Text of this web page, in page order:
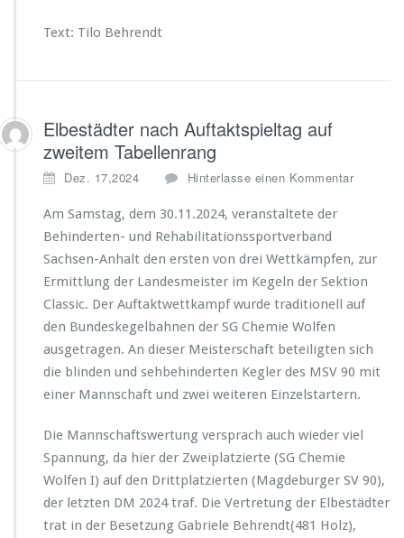
Text: Tilo Behrendt
Elbestädter nach Auftaktspieltag auf
zweitem Tabellenrang
Dez. 17,2024 Hinterlasse einen Kommentar
Am Samstag, dem 30.11.2024, veranstaltete der
Behinderten- und Rehabilitationssportverband
Sachsen-Anhalt den ersten von drei Wettkämpfen, zur
Ermittlung der Landesmeister im Kegeln der Sektion
Classic. Der Auftaktwettkampf wurde traditionell auf
den Bundeskegelbahnen der SG Chemie Wolfen
ausgetragen. An dieser Meisterschaft beteiligten sich
die blinden und sehbehinderten Kegler des MSV 90 mit
einer Mannschaft und zwei weiteren Einzelstartern.
Die Mannschaftswertung versprach auch wieder viel
Spannung, da hier der Zweiplatzierte (SG Chemie
Wolfen I) auf den Drittplatzierten (Magdeburger SV 90),
der letzten DM 2024 traf. Die Vertretung der Elbestädter
trat in der Besetzung Gabriele Behrendt(481 Holz),